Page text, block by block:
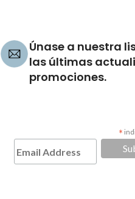
Únase a nuestra
las últimas
promociones.
*